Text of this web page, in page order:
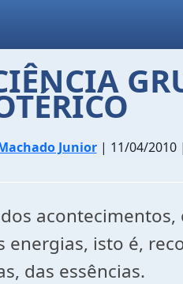
Junior| 11/04/2010
acontecimentos,
isto é,
das essências.